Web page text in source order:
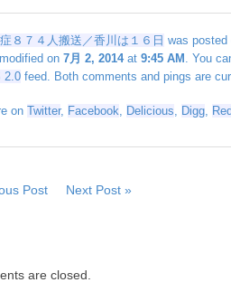
搬
送
／
川
１
日
８７４人搬送／香川は１６日 was posted
on 7月 2, 2014at 9:45 AM . You
2.0 feed. Both comments and pings are
on Twitter, Facebook, Delicious, Digg,
Post Next Post »
are closed.